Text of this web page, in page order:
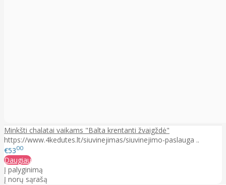
Minkšti chalatai vaikams "Balta krentanti žvaigždė"
https://www.4kedutes.lt/siuvinejimas/siuvinejimo-paslauga ..
€5300
Daugiau
Į palyginimą
Į norų sąrašą